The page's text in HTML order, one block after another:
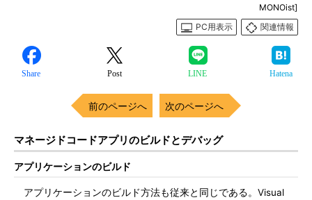
MONOist]
PC用表示
関連情報
Share Post LINE Hatena
前のページへ 次のページへ
マネージドコードアプリのビルドとデバッグ
アプリケーションのビルド
アプリケーションのビルド方法も従来と同じである。Visual